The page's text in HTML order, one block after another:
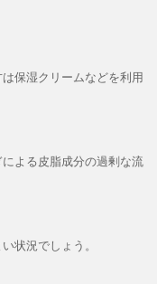
保湿クリームなどを利用
よる皮脂成分の過剰な流
状況でしょう。